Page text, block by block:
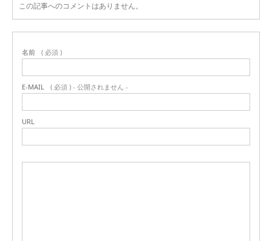
この記事へのコメントはありません。
名前 ( 必須 )
E-MAIL ( 必須 ) - 公開されません -
URL